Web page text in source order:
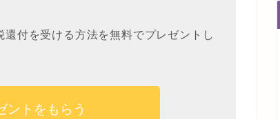
付を受ける方法を無料でプレゼントし
ントをもらう